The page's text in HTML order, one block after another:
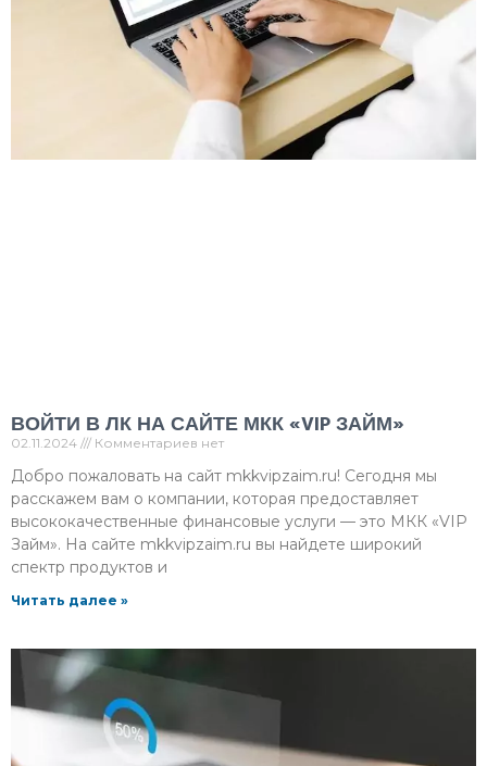
ВОЙТИ В ЛК НА САЙТЕ МКК «VIP ЗАЙМ»
02.11.2024 Комментариев нет
Добро пожаловать на сайт mkkvipzaim.ru! Сегодня мы
расскажем вам о компании, которая предоставляет
высококачественные финансовые услуги — это МКК «VIP
Займ». На сайте mkkvipzaim.ru вы найдете широкий
спектр продуктов и
Читать далее »